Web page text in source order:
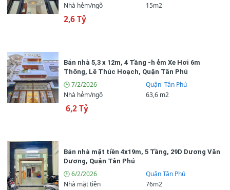
📌 Số phòng vệ sinh 5 (wc)
📌 Chiều dài 15m
🪑 Nội thất Nội thất cao cấp
9,5 Tỷ (TL)
📞 Liên hệ ngay
👤 Trong Tuan
Nhà hẻm/ngõ
15m2
2,6 Tỷ
Bán nhà 5,3 x 12m, 4 Tầng -h ẻm Xe Hơi 6m
Thông, Lê Thúc Hoạch, Quận Tân Phú
🕒 7/2/2026
Quận Tân Phú
Nhà hẻm/ngõ
63,6 m2
6,2 Tỷ
Bán nhà mặt tiền 4x19m, 5 Tầng, 29D Dương Văn
Dương, Quận Tân Phú
🕒 6/2/2026
Quận Tân Phú
Nhà mặt tiền
76m2